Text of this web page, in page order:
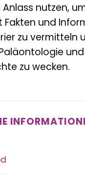
nutzen,
und
zu vermitteln
und
zu wecken.